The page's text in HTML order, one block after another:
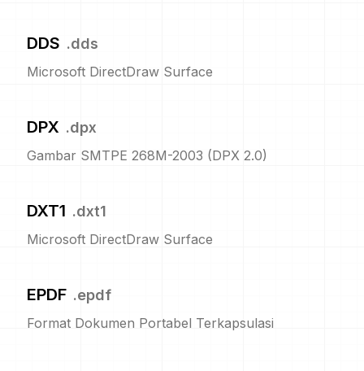
DDS .dds
Microsoft DirectDraw Surface
DPX .dpx
Gambar SMTPE 268M-2003 (DPX 2.0)
DXT1 .dxt1
Microsoft DirectDraw Surface
EPDF .epdf
Format Dokumen Portabel Terkapsulasi